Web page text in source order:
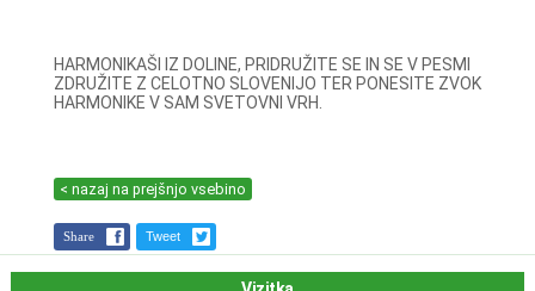
HARMONIKAŠI IZ DOLINE, PRIDRUŽITE SE IN SE V PESMI
ZDRUŽITE Z CELOTNO SLOVENIJO TER PONESITE ZVOK
HARMONIKE V SAM SVETOVNI VRH.
< nazaj na prejšnjo vsebino
Share Tweet